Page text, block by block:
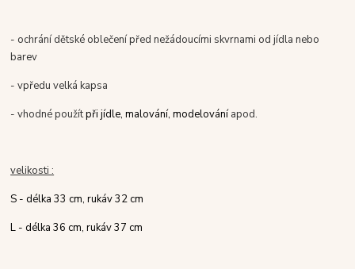
- ochrání dětské oblečení před nežádoucími skvrnami od jídla nebo
barev
- vpředu velká kapsa
- vhodné použítpři jídle, malování, modelování apod.
velikosti :
S - délka 33 cm, rukáv 32 cm
L - délka 36 cm, rukáv 37 cm